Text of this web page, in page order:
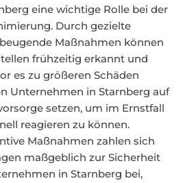
eine wichtige Rolle bei der
Durch gezielte
Maßnahmen können
frühzeitig erkannt und
es zu größeren Schäden
Unternehmen in Starnberg auf
setzen, um im Ernstfall
reagieren zu können.
Maßnahmen zahlen sich
maßgeblich zur Sicherheit
in Starnberg bei,